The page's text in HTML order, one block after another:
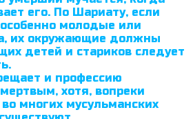
его. По Шариату, если
молодые или
их окружающие должны
детей и стариков следует
и профессию
хотя, вопреки
многих мусульманских